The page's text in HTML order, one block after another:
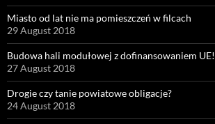
Miasto od lat nie ma pomieszczeń w filcach
29 August 2018
Budowa hali modułowej z dofinansowaniem UE!
27 August 2018
Drogie czy tanie powiatowe obligacje?
24 August 2018